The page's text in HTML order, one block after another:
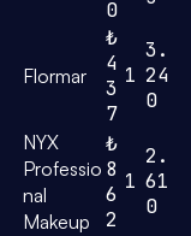
0
Flormar
₺
4
3
7
1
3.
24
0
NYX
Professio
nal
Makeup
₺
8
6
2
1
2.
61
0